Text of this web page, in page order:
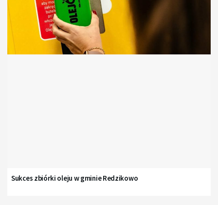
Sukces zbiórki oleju w gminie Redzikowo